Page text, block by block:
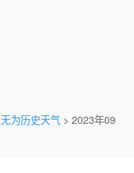
无为历史天气 > 2023年09